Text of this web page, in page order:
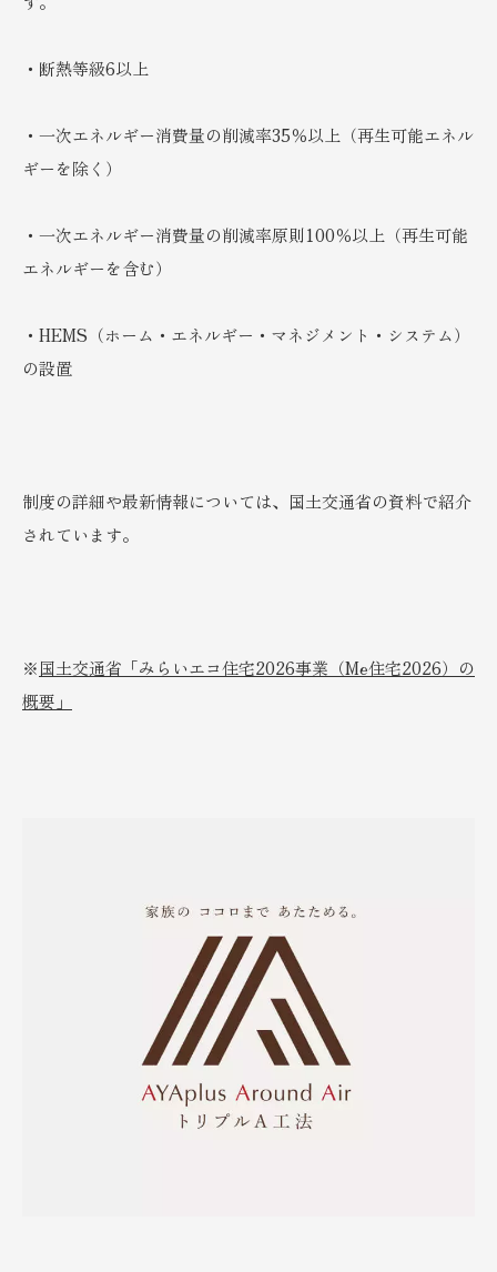
・断熱等級6以上
・一次エネルギー消費量の削減率35％以上（再生可能エネル
ギーを除く）
・一次エネルギー消費量の削減率原則100％以上（再生可能
エネルギーを含む）
・HEMS（ホーム・エネルギー・マネジメント・システム）
の設置
制度の詳細や最新情報については、国土交通省の資料で紹介
されています。
※国土交通省「みらいエコ住宅2026事業（Me住宅2026）の
概要」